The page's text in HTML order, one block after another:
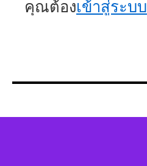
คุณต้องเข้าสู่ระบบ